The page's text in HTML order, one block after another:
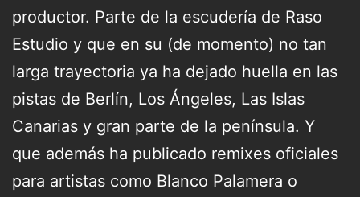
productor. Parte de la escudería de Raso
Estudio y que en su (de momento) no tan
larga trayectoria ya ha dejado huella en las
pistas de Berlín, Los Ángeles, Las Islas
Canarias y gran parte de la península. Y
que además ha publicado remixes oficiales
para artistas como Blanco Palamera o